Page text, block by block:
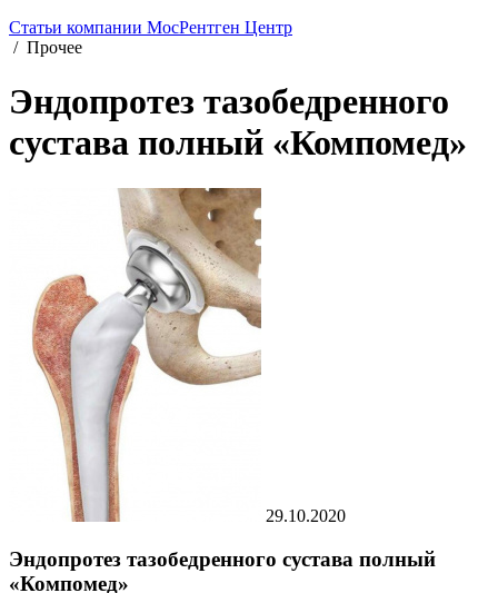
Статьи компании МосРентген Центр
/ Прочее
Эндопротез тазобедренного
сустава полный «Компомед»
29.10.2020
Эндопротез тазобедренного сустава полный
«Компомед»